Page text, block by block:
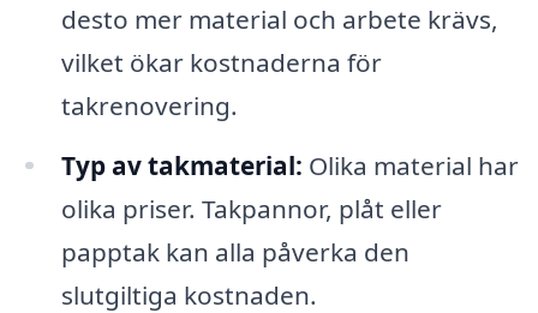
desto mer material och arbete krävs,
vilket ökar kostnaderna för
takrenovering.
Typ av takmaterial: Olika material har
olika priser. Takpannor, plåt eller
papptak kan alla påverka den
slutgiltiga kostnaden.